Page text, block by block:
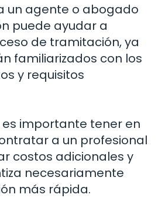
un agente o abogado
puede ayudar a
de tramitación, ya
familiarizados con los
y requisitos
es importante tener en
a un profesional
costos adicionales y
necesariamente
más rápida.